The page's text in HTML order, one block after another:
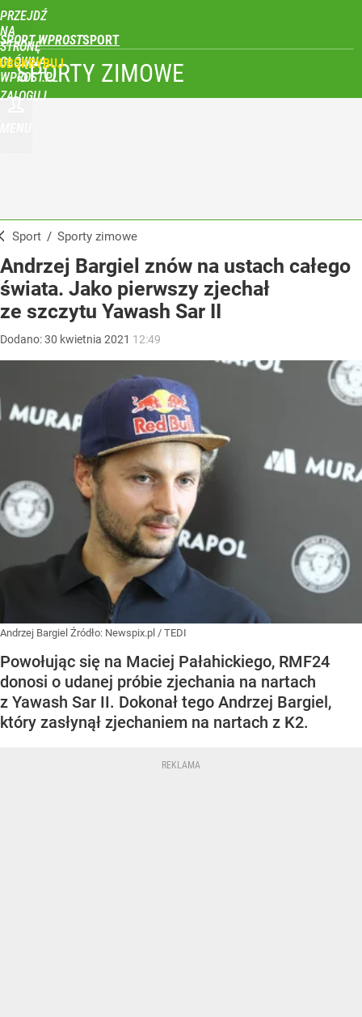
PRZEJDŹ
NA
STRONĘ
GŁÓWNĄ
WPROST.PL
SPORT WPROST
ZALOGUJ
SPORTY ZIMOWE
Sport / Sporty zimowe
Andrzej Bargiel znów na ustach całego
świata. Jako pierwszy zjechał
ze szczytu Yawash Sar II
Dodano:30 kwietnia 2021 12:49
Andrzej Bargiel Źródło: Newspix.pl / TEDI
Powołując się na Maciej Pałahickiego, RMF24
donosi o udanej próbie zjechania na nartach
z Yawash Sar II. Dokonał tego Andrzej Bargiel,
który zasłynął zjechaniem na nartach z K2.